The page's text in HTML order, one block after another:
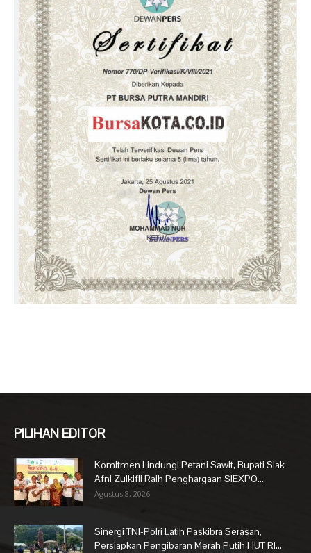
PILIHAN EDITOR
Komitmen Lindungi Petani Sawit, Bupati Siak
Afni Zulkifli Raih Penghargaan SIEXPO...
Agustus 8, 2026
Sinergi TNI-Polri Latih Paskibra Serasan,
Persiapkan Pengibaran Merah Putih HUT RI...